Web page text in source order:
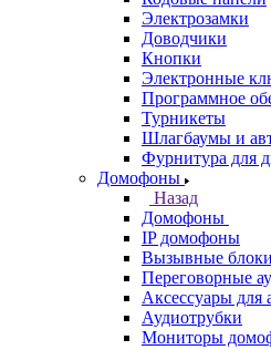
Электрозамки
Доводчики
Кнопки
Электронные
Программное
Турникеты
Шлагбаумы и
Фурнитура для
Домофоны
Назад
Домофоны
IP домофоны
Вызывные блоки
Переговорные
Аксессуары для
Аудиотрубки
Мониторы